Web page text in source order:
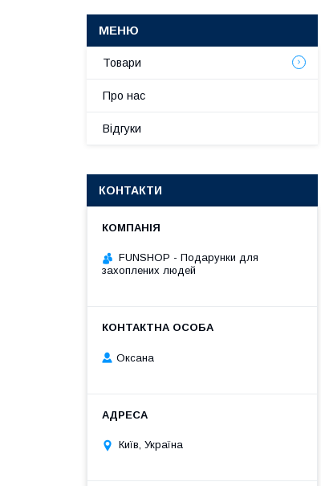
Товари
Про нас
Відгуки
КОНТАКТИ
FUNSHOP - Подарунки для
захоплених людей
Оксана
Київ, Україна